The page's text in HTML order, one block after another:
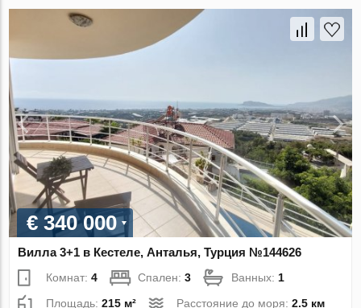
€ 340 000
Вилла 3+1 в Кестеле, Анталья, Турция №144626
Комнат:4 Спален:3 Ванных: 1
Площадь:215 м² Расстояние до моря:2.5 км